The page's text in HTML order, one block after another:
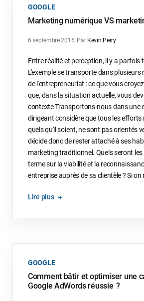
GOOGLE
Marketing numérique VS
6 septembre 2016 Par Kevin Perry
Entre réalité et perception, il y a parfois
L'exemple se transporte dans plusieurs
de l'entrepreneuriat : ce que vous
que, dans la situation actuelle, vous
contexte Transportons-nous dans une
dirigeant considère que tous les efforts
quels qu'il soient, ne sont pas orientés
décide donc de rester attaché à ses
marketing traditionnel. Quels seront
terme sur la viabilité et la
entreprise auprès de sa clientèle ? Si on
Lire plus
GOOGLE
Comment bâtir et optimiser une
Google AdWords réussie ?